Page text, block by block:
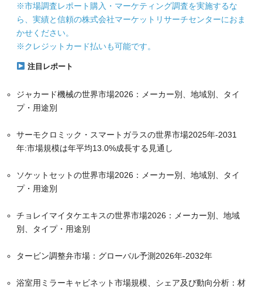
※市場調査レポート購入・マーケティング調査を実施するな
ら、実績と信頼の株式会社マーケットリサーチセンターにおま
かせください。
※クレジットカード払いも可能です。
注目レポート
ジャカード機械の世界市場2026：メーカー別、地域別、タイ
プ・用途別
サーモクロミック・スマートガラスの世界市場2025年-2031
年:市場規模は年平均13.0%成長する見通し
ソケットセットの世界市場2026：メーカー別、地域別、タイ
プ・用途別
チョレイマイタケエキスの世界市場2026：メーカー別、地域
別、タイプ・用途別
タービン調整弁市場：グローバル予測2026年-2032年
浴室用ミラーキャビネット市場規模、シェア及び動向分析：材